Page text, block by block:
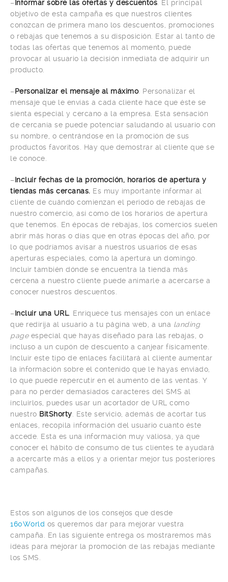
– Informar sobre las ofertas y descuentos. El principal
objetivo de esta campaña es que nuestros clientes
conozcan de primera mano los descuentos, promociones
o rebajas que tenemos a su disposición. Estar al tanto de
todas las ofertas que tenemos al momento, puede
provocar al usuario la decisión inmediata de adquirir un
producto.
–Personalizar el mensaje al máximo. Personalizar el
mensaje que le envías a cada cliente hace que éste se
sienta especial y cercano a la empresa. Esta sensación
de cercanía se puede potenciar saludando al usuario con
su nombre, o centrándose en la promoción de sus
productos favoritos. Hay que demostrar al cliente que se
le conoce.
–Incluir fechas de la promoción, horarios de apertura y
tiendas más cercanas. Es muy importante informar al
cliente de cuándo comienzan el periodo de rebajas de
nuestro comercio, así como de los horarios de apertura
que tenemos. En épocas de rebajas, los comercios suelen
abrir más horas o días que en otras épocas del año, por
lo que podríamos avisar a nuestros usuarios de esas
aperturas especiales, como la apertura un domingo.
Incluir también dónde se encuentra la tienda más
cercena a nuestro cliente puede animarle a acercarse a
conocer nuestros descuentos.
–Incluir una URL. Enriquece tus mensajes con un enlace
que redirija al usuario a tu página web, a una landing
pageespecial que hayas diseñado para las rebajas, o
incluso a un cupón de descuento a canjear físicamente.
Incluir este tipo de enlaces facilitará al cliente aumentar
la información sobre el contenido que le hayas enviado,
lo que puede repercutir en el aumento de las ventas. Y
para no perder demasiados caracteres del SMS al
incluirlos, puedes usar un acortador de URL como
nuestro BitShorty. Este servicio, además de acortar tus
enlaces, recopila información del usuario cuanto éste
accede. Esta es una información muy valiosa, ya que
conocer el hábito de consumo de tus clientes te ayudará
a acercarte más a ellos y a orientar mejor tus posteriores
campañas.
Estos son algunos de los consejos que desde
160World os queremos dar para mejorar vuestra
campaña. En las siguiente entrega os mostraremos más
ideas para mejorar la promoción de las rebajas mediante
los SMS.